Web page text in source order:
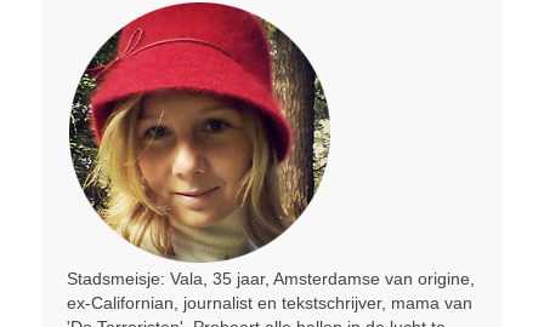
Stadsmeisje: Vala, 35 jaar, Amsterdamse van origine,
ex-Californian, journalist en tekstschrijver, mama van